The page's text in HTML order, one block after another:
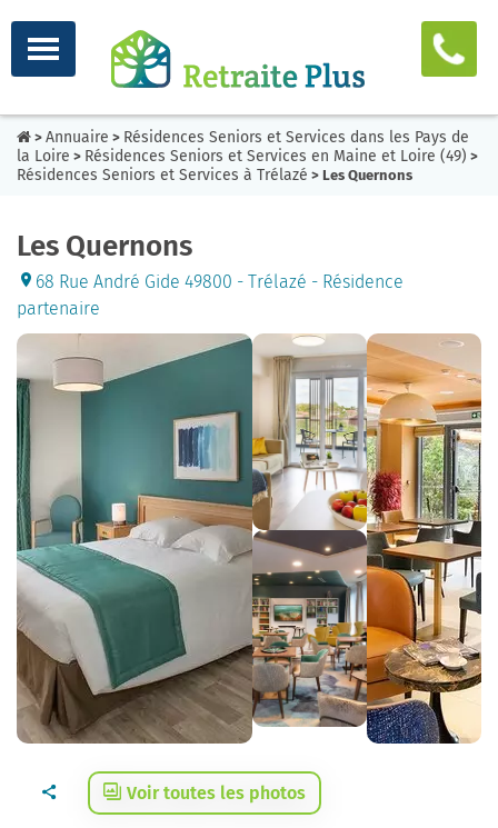
> Annuaire > Résidences Seniors et Services dans les Pays de
la Loire > Résidences Seniors et Services en Maine et Loire (49) >
Résidences Seniors et Services à Trélazé > Les Quernons
Les Quernons
68 Rue André Gide 49800 - Trélazé - Résidence
partenaire
Voir toutes les photos